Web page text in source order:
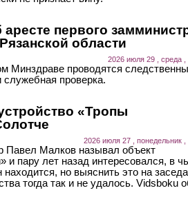
аресте первого
области
2026 июля 29 , среда ,
Минздраве проводятся
служебная проверка.
«Тропы
2026 июля 27 , понедельник ,
Павел Малков называл объект
и пару лет назад интересовался, в
находится, но выяснить это на
тогда так и не удалось. Vidsboku